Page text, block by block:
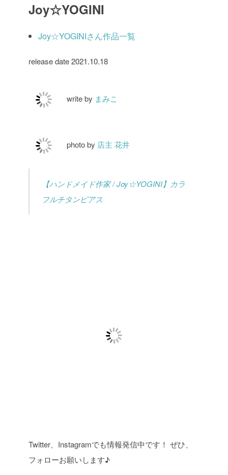
Joy☆YOGINI
Joy☆YOGINIさん作品一覧
release date 2021.10.18
write by まみこ
photo by 店主 花井
【ハンドメイド作家 / Joy☆YOGINI】カラ
フルチタンピアス
Twitter、Instagramでも情報発信中です！ ぜひ、
フォローお願いします♪